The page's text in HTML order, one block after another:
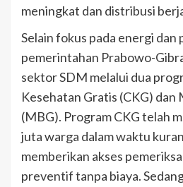
meningkat dan distribusi
Selain fokus pada energi dan
pemerintahan Prabowo-
sektor SDM melalui dua
Kesehatan Gratis (CKG) dan
(MBG). Program CKG telah
juta warga dalam waktu
memberikan akses
preventif tanpa biaya.